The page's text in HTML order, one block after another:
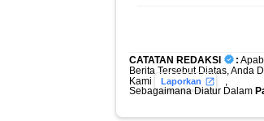
CATATAN REDAKSI :
Berita Tersebut Diatas, Anda
Kami
Laporkan
,
Sebagaimana Diatur Dalam